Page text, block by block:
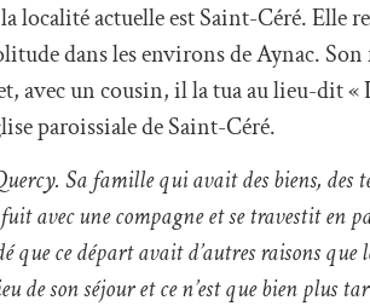
localité actuelle est Saint-Céré. Elle
dans les environs de Aynac. Son
avec un cousin, il la tua au lieu-dit «
paroissiale de Saint-Céré.
Sa famille qui avait des biens, des
avec une compagne et se travestit en
ce départ avait d’autres raisons que
son séjour et ce n’est que bien plus